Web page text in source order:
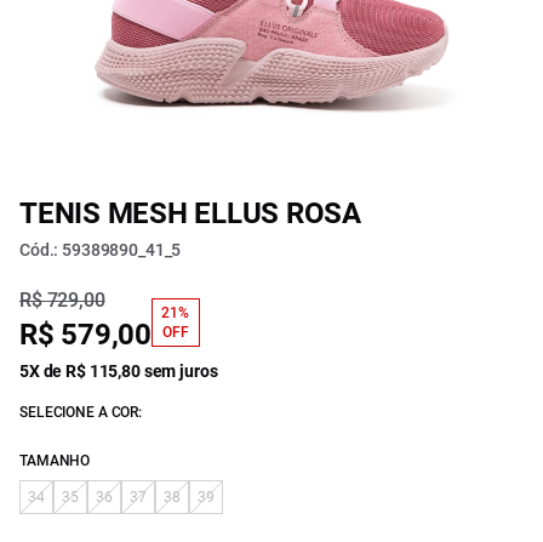
TENIS MESH ELLUS ROSA
Cód.: 59389890_41_5
R$ 729,00
R$ 579,00
21%
OFF
5X de R$ 115,80 sem juros
SELECIONE A COR:
TAMANHO
34 35 36 37 38 39